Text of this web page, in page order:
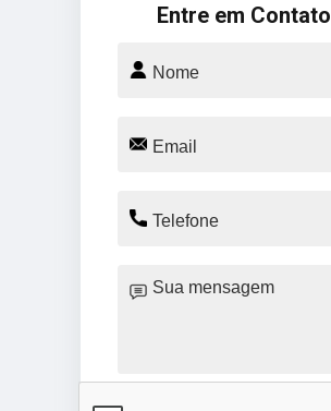
Entre em Contato